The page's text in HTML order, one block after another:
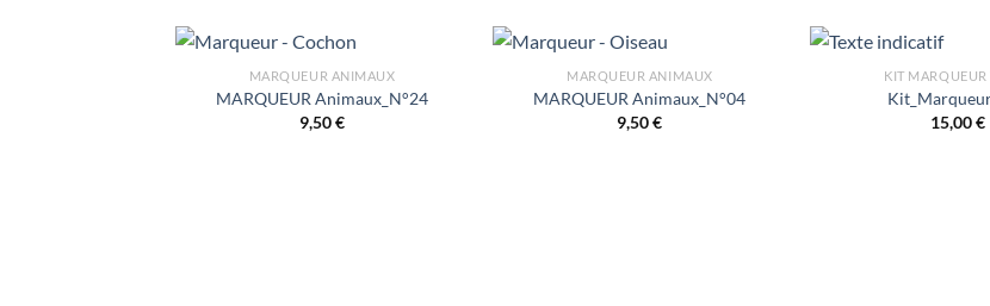
MARQUEUR ANIMAUX
MARQUEUR Animaux_N°24
9,50€
MARQUEUR ANIMAUX
MARQUEUR Animaux_N°04
9,50€
KIT MARQUEUR
15,00€